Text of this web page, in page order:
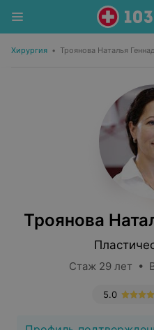
Хирургия • Троянова Наталья
Троянова
Стаж 29 лет •
5.0